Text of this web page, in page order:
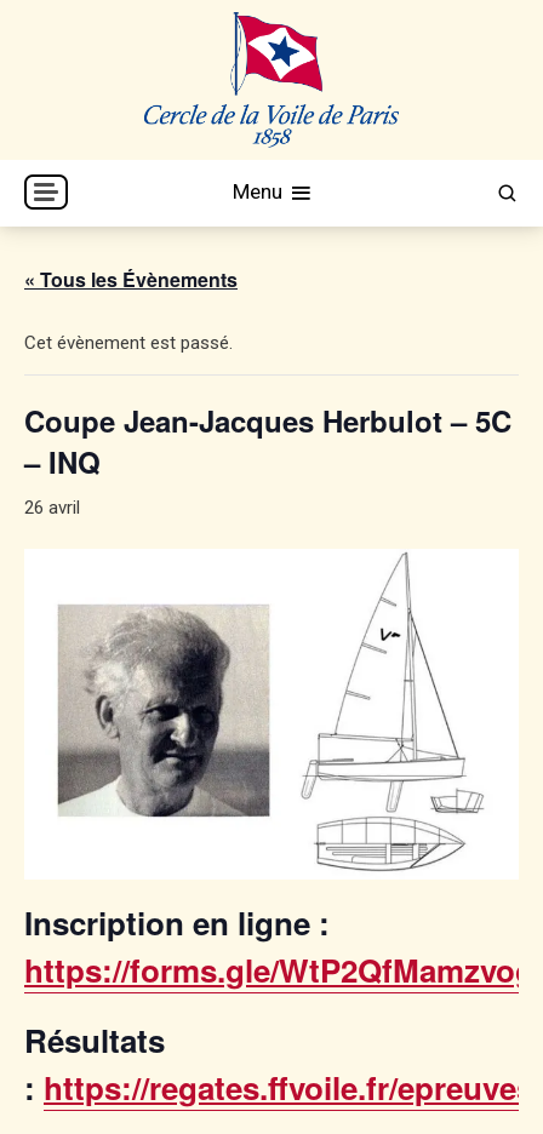
CVP
Cercle de la Voile de Paris
Menu
« Tous les Évènements
Cet évènement est passé.
Coupe Jean-Jacques Herbulot – 5C
– INQ
26 avril
Inscription en ligne :
https://forms.gle/
Résultats
: https://regates.ffvoile.fr/